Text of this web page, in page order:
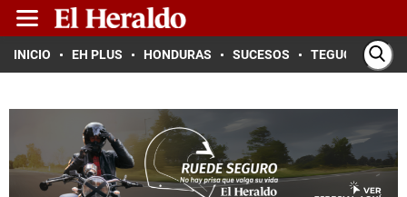
INICIO EH PLUS HONDURAS SUCESOS TEGUCIGALPA